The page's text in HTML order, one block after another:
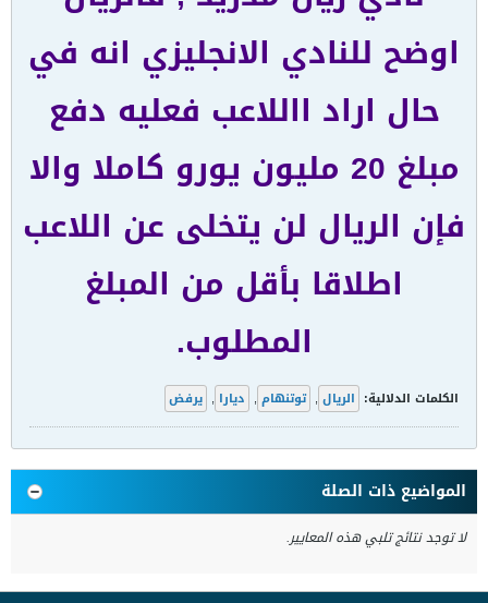
اوضح للنادي الانجليزي انه في
حال اراد االلاعب فعليه دفع
مبلغ 20 مليون يورو كاملا والا
فإن الريال لن يتخلى عن اللاعب
اطلاقا بأقل من المبلغ
المطلوب.
الكلمات الدلالية: الريال , توتنهام , ديارا , يرفض
المواضيع ذات الصلة
لا توجد نتائج تلبي هذه المعايير.